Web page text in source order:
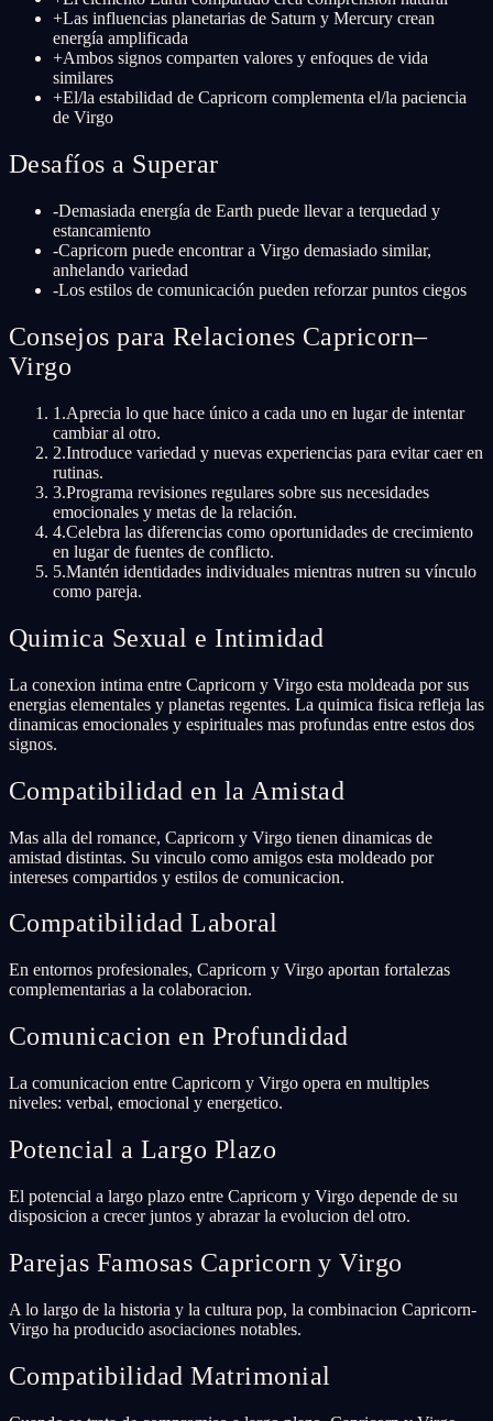
+Las influencias planetarias de Saturn y Mercury crean
energía amplificada
+Ambos signos comparten valores y enfoques de vida
similares
+El/la estabilidad de Capricorn complementa el/la paciencia
de Virgo
Desafíos a Superar
-Demasiada energía de Earth puede llevar a terquedad y
estancamiento
-Capricorn puede encontrar a Virgo demasiado similar,
anhelando variedad
-Los estilos de comunicación pueden reforzar puntos ciegos
Consejos para Relaciones Capricorn–
Virgo
1 .Aprecia lo que hace único a cada uno en lugar de intentar
cambiar al otro.
2.Introduce variedad y nuevas experiencias para evitar caer en
rutinas.
3.Programa revisiones regulares sobre sus necesidades
emocionales y metas de la relación.
4.Celebra las diferencias como oportunidades de crecimiento
en lugar de fuentes de conflicto.
5.Mantén identidades individuales mientras nutren su vínculo
como pareja.
Quimica Sexual e Intimidad
La conexion intima entre Capricorn y Virgo esta moldeada por sus
energias elementales y planetas regentes. La quimica fisica refleja las
dinamicas emocionales y espirituales mas profundas entre estos dos
signos.
Compatibilidad en la Amistad
Mas alla del romance, Capricorn y Virgo tienen dinamicas de
amistad distintas. Su vinculo como amigos esta moldeado por
intereses compartidos y estilos de comunicacion.
Compatibilidad Laboral
En entornos profesionales, Capricorn y Virgo aportan fortalezas
complementarias a la colaboracion.
Comunicacion en Profundidad
La comunicacion entre Capricorn y Virgo opera en multiples
niveles: verbal, emocional y energetico.
Potencial a Largo Plazo
El potencial a largo plazo entre Capricorn y Virgo depende de su
disposicion a crecer juntos y abrazar la evolucion del otro.
Parejas Famosas Capricorn y Virgo
A lo largo de la historia y la cultura pop, la combinacion Capricorn-
Virgo ha producido asociaciones notables.
Compatibilidad Matrimonial